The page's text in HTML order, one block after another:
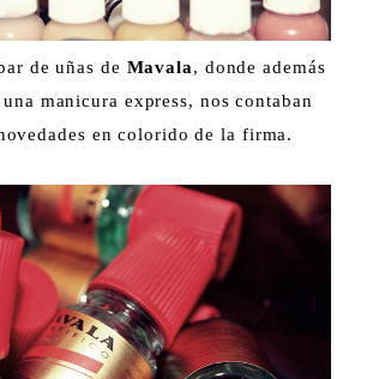
de uñas de Mavala, donde además
manicura express, nos contaban
en colorido de la firma.